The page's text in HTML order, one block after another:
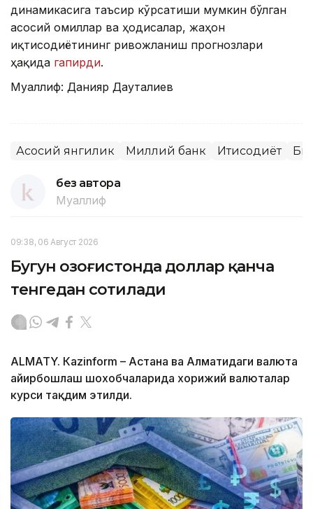
динамикасига таъсир кўрсатиши мумкин бўлган
асосий омиллар ва ҳодисалар, жаҳон
иқтисодиётининг ривожланиш прогнозлари
ҳақида гапирди.
Муаллиф: Данияр Дауталиев
Асосий янгилик Миллий банк Иқтисодиёт
без автора
Муаллиф
09:38, 06 Август 2026
Бугун Қозоғистонда доллар қанча
тенгедан сотилади
ALMATY. Кazinform – Астана ва Алматидаги валюта
айирбошлаш шохобчаларида хорижий валюталар
курси тақдим этилди.